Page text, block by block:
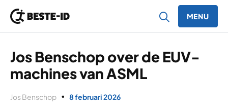
MENU
Jos Benschop over de EUV-
machines van ASML
Jos Benschop ● 8 februari 2026